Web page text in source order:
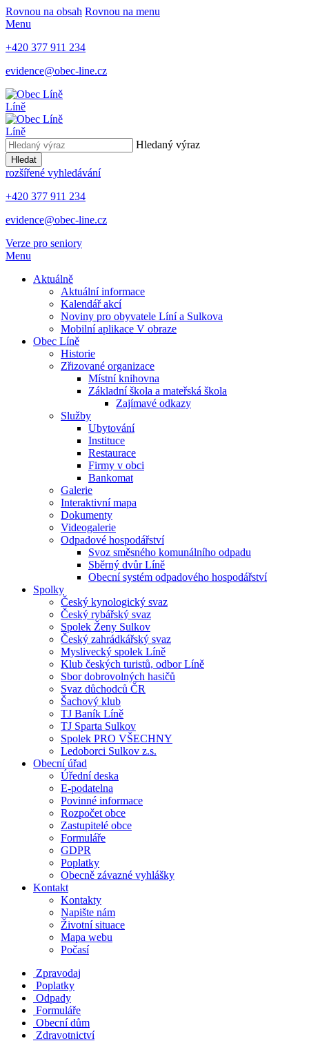
Rovnou na obsah Rovnou na menu
Menu
+420 377 911 234
evidence@obec-line.cz
Líně
Líně
Hledaný výraz
Hledat
rozšířené vyhledávání
+420 377 911 234
evidence@obec-line.cz
Verze pro seniory
Menu
Aktuálně
Aktuální informace
Kalendář akcí
Noviny pro obyvatele Líní a Sulkova
Mobilní aplikace V obraze
Obec Líně
Historie
Zřizované organizace
Místní knihovna
Základní škola a mateřská škola
Zajímavé odkazy
Služby
Ubytování
Instituce
Restaurace
Firmy v obci
Bankomat
Galerie
Interaktivní mapa
Dokumenty
Videogalerie
Odpadové hospodářství
Svoz směsného komunálního odpadu
Sběrný dvůr Líně
Obecní systém odpadového hospodářství
Spolky
Český kynologický svaz
Český rybářský svaz
Spolek Ženy Sulkov
Český zahrádkářský svaz
Myslivecký spolek Líně
Klub českých turistů, odbor Líně
Sbor dobrovolných hasičů
Svaz důchodců ČR
Šachový klub
TJ Baník Líně
TJ Sparta Sulkov
Spolek PRO VŠECHNY
Ledoborci Sulkov z.s.
Obecní úřad
Úřední deska
E-podatelna
Povinné informace
Rozpočet obce
Zastupitelé obce
Formuláře
GDPR
Poplatky
Obecně závazné vyhlášky
Kontakt
Kontakty
Napište nám
Životní situace
Mapa webu
Počasí
Zpravodaj
Poplatky
Odpady
Formuláře
Obecní dům
Zdravotnictví